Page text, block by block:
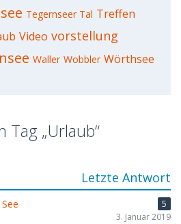
Tegernseer Tal Treffen
Video vorstellung
Waller Wobbler Wörthsee
Tag „Urlaub“
Letzte Antwort
5
3. Januar 2019